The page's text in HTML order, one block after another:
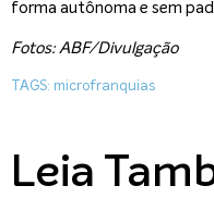
forma autônoma e sem
Fotos: ABF/Divulgação
TAGS: microfranquias
Leia